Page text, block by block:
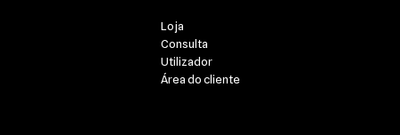
Loja
Consulta
Utilizador
Área do cliente